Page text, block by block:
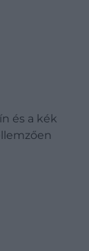
és a kék